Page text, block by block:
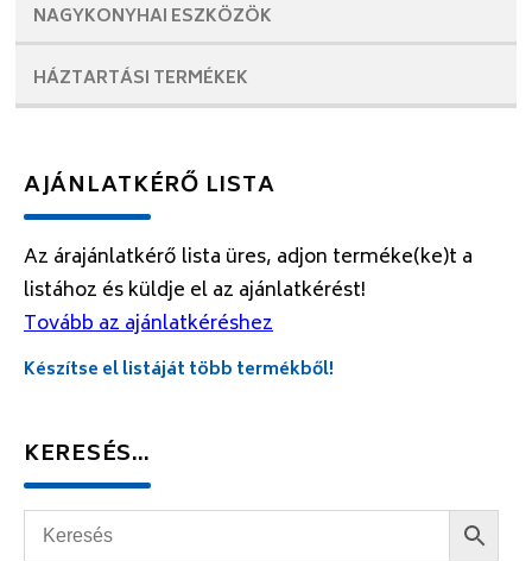
NAGYKONYHAI ESZKÖZÖK
HÁZTARTÁSI TERMÉKEK
AJÁNLATKÉRŐ LISTA
Az árajánlatkérő lista üres, adjon terméke(ke)t a
listához és küldje el az ajánlatkérést!
Tovább az ajánlatkéréshez
Készítse el listáját több termékből!
KERESÉS…